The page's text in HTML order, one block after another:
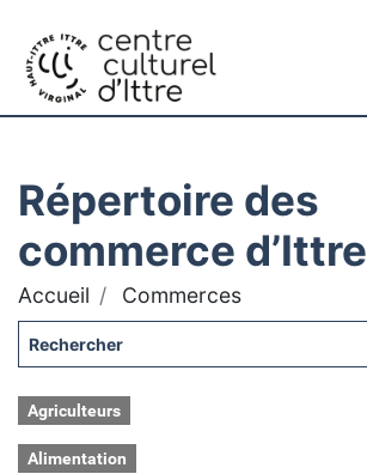
Répertoire des
commerce d’Ittre
Accueil Commerces
Agriculteurs
Alimentation